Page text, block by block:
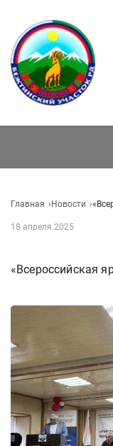
содержанию
Главная Новости
18 апреля 2025
«Всероссийская